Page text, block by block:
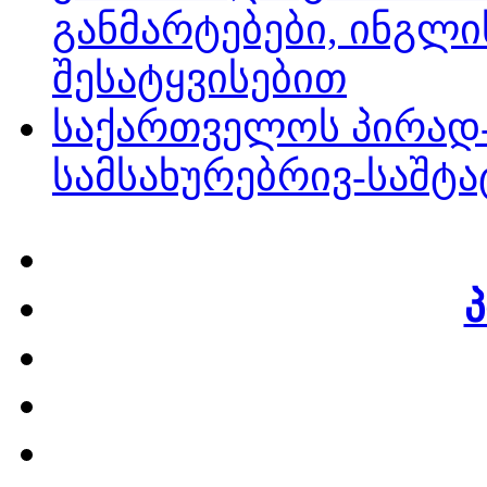
განმარტებები,
შესატყვისებით
საქართველოს
სამსახურებრივ-